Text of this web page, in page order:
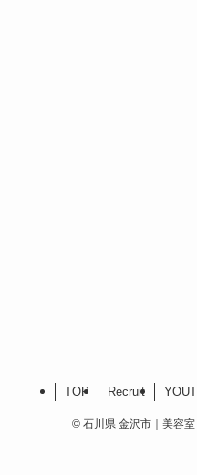
TOP Recruit
©石川県 金沢市｜美容